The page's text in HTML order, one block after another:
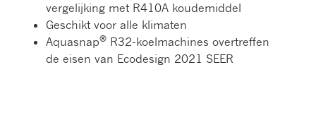
vergelijking met R410A koudemiddel
Geschikt voor alle klimaten
Aquasnap® R32-koelmachines overtreffen
de eisen van Ecodesign 2021 SEER